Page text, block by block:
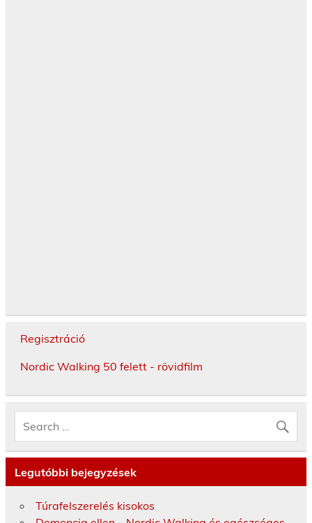
Regisztráció
Nordic Walking 50 felett - rövidfilm
Legutóbbi bejegyzések
Túrafelszerelés kisokos